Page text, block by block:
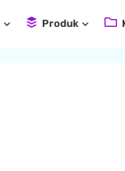
Produk